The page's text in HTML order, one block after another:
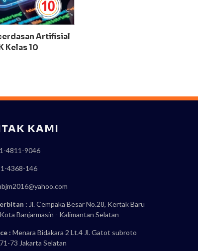
Artifisial
Kelas 10
KAMI
4811-9046
4368-146
: Jl. Cempaka Besar No.28, Kertak Baru
Banjarmasin - Kalimantan Selatan
: Menara Bidakara 2 Lt.4 Jl. Gatot subroto
73 Jakarta Selatan